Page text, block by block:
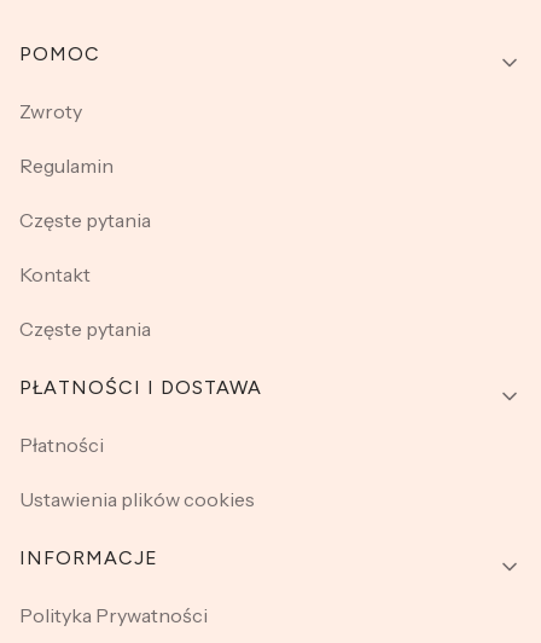
Linki w stopce
POMOC
Zwroty
Regulamin
Częste pytania
Kontakt
Częste pytania
PŁATNOŚCI I DOSTAWA
Płatności
Ustawienia plików cookies
INFORMACJE
Polityka Prywatności